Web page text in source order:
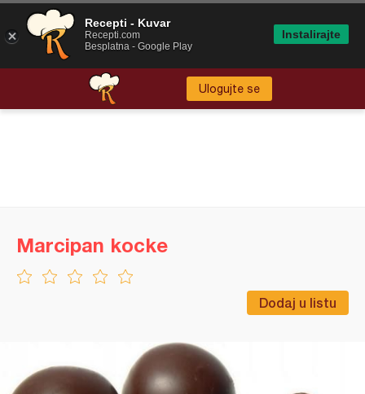
Ulogujte se
Dodaj u listu
Marcipan kocke
Recepti - Kuvar
Recepti.com
Besplatna - Google Play
Instalirajte